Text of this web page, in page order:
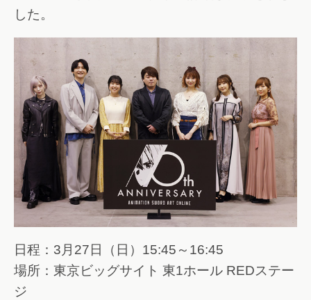
した。
日程：3月27日（日）15:45～16:45
場所：東京ビッグサイト 東1ホール REDステー
ジ